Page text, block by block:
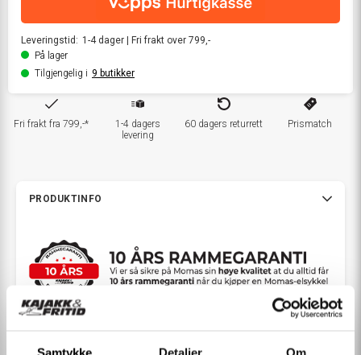
Samtykke Detaljer Om
Leveringstid: 1-4 dager
Fri frakt over 799,-
På lager
Tilgjengelig i 9 butikker
Fri frakt fra 799,-*
1-4 dagers
levering
60 dagers returrett Prismatch
PRODUKTINFO
Ny 2026-modell! Kraftig, komfortabel og terrengklar